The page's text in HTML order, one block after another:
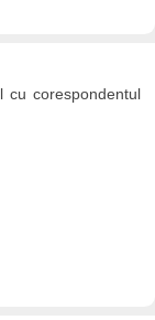
corespondentul